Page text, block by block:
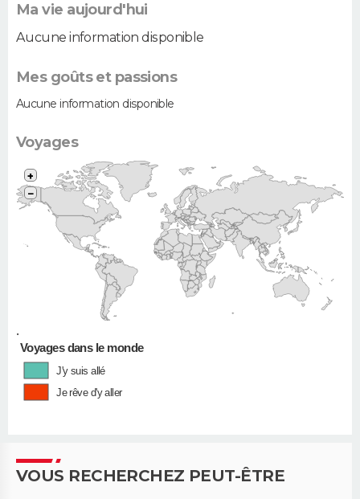
Ma vie aujourd'hui
Aucune information disponible
Mes goûts et passions
Aucune information disponible
Voyages
•
+
−
Voyages dans le monde
J'y suis allé
Je rêve d'y aller
VOUS RECHERCHEZ PEUT-ÊTRE